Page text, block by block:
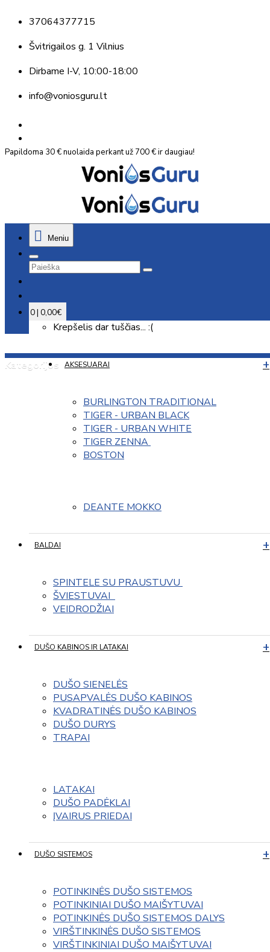
37064377715
Švitrigailos g. 1 Vilnius
Dirbame I-V, 10:00-18:00
info@voniosguru.lt
Papildoma 30 € nuolaida perkant už 700 € ir daugiau!
Meniu
0 | 0,00€
Krepšelis dar tuščias... :(
Kategorijos AKSESUARAI
BURLINGTON TRADITIONAL
TIGER - URBAN BLACK
TIGER - URBAN WHITE
TIGER ZENNA
BOSTON
DEANTE MOKKO
BALDAI
SPINTELE SU PRAUSTUVU
ŠVIESTUVAI
VEIDRODŽIAI
DUŠO KABINOS IR LATAKAI
DUŠO SIENELĖS
PUSAPVALĖS DUŠO KABINOS
KVADRATINĖS DUŠO KABINOS
DUŠO DURYS
TRAPAI
LATAKAI
DUŠO PADĖKLAI
ĮVAIRUS PRIEDAI
DUŠO SISTEMOS
POTINKINĖS DUŠO SISTEMOS
POTINKINIAI DUŠO MAIŠYTUVAI
POTINKINĖS DUŠO SISTEMOS DALYS
VIRŠTINKINĖS DUŠO SISTEMOS
VIRŠTINKINIAI DUŠO MAIŠYTUVAI